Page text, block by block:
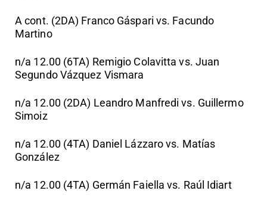
A cont. (2DA) Franco Gáspari vs. Facundo
Martino
n/a 12.00 (6TA) Remigio Colavitta vs. Juan
Segundo Vázquez Vismara
n/a 12.00 (2DA) Leandro Manfredi vs. Guillermo
Simoiz
n/a 12.00 (4TA) Daniel Lázzaro vs. Matías
González
n/a 12.00 (4TA) Germán Faiella vs. Raúl Idiart